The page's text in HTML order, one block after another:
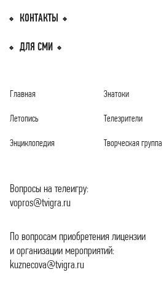
КОНТАКТЫ
ДЛЯ СМИ
Главная
Летопись
Энциклопедия
Знатоки
Телезрители
Творческая группа
Вопросы на телеигру:
vopros@tvigra.ru
По вопросам приобретения лицензии
и организации мероприятий:
kuznecova@tvigra.ru